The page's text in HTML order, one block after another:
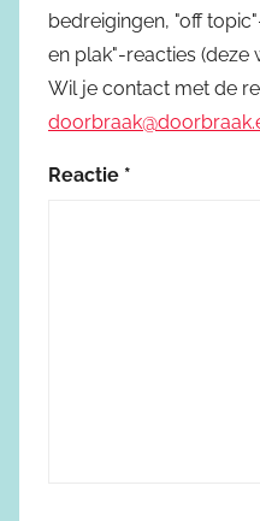
bedreigingen, "off
en plak"-reacties (deze
Wil je contact met de
Reactie *